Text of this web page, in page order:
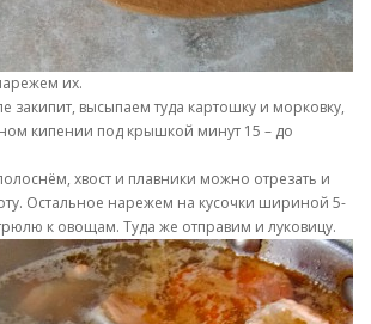
их.
закипит, высыпаем туда картошку и морковку,
кипении под крышкой минут 15 – до
хвост и плавники можно отрезать и
Остальное нарежем на кусочки шириной 5-
к овощам. Туда же отправим и луковицу.